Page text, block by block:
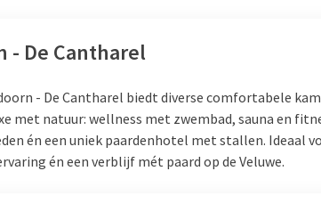
verkennen die bij de hotelreceptie voor u
- De Cantharel
- De Cantharel biedt diverse comfortabele
met natuur: wellness met zwembad, sauna en
én een uniek paardenhotel met stallen. Ideaal
én een verblijf mét paard op de Veluwe.